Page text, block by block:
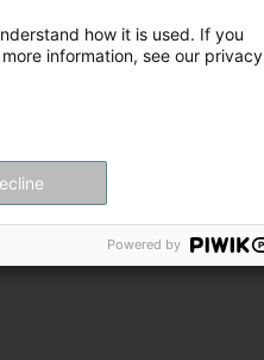
how it is used. If you
information, see our privacy
Powered by